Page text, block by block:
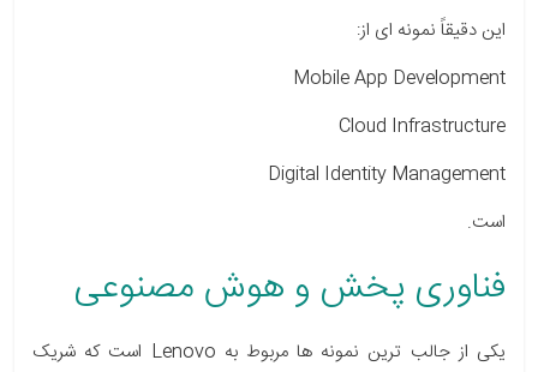
این دقیقاً نمونه ای از:
Mobile App Development
Cloud Infrastructure
Digital Identity Management
است.
فناوری پخش و هوش مصنوعی
یکی از جالب ترین نمونه ها مربوط به Lenovo است که شریک